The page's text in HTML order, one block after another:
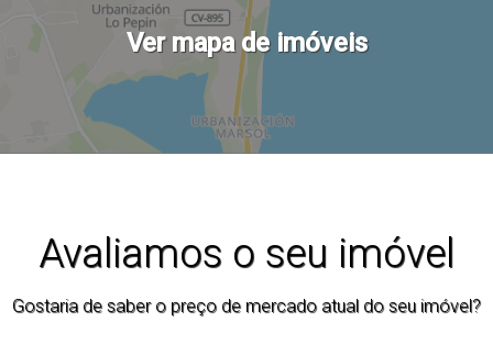
Ver mapa de imóveis
Avaliamos o seu imóvel
Gostaria de saber o preço de mercado atual do seu imóvel?